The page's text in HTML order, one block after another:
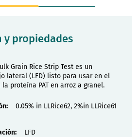
y propiedades
Grain Rice Strip Test es un
lateral (LFD) listo para usar en el
proteína PAT en arroz a granel.
0.05% in LLRice62, 2%in LLRice61
LFD